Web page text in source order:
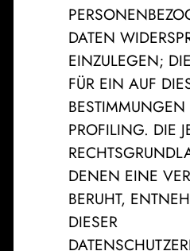
DATEN
EINZULEGEN;
FÜR EIN AUF
BESTIMMUNGEN
PROFILING. DIE
DENEN EINE
BERUHT,
DIESER